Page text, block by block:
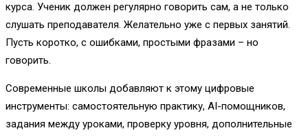
курса. Ученик должен регулярно говорить сам, а не только
слушать преподавателя. Желательно уже с первых занятий.
Пусть коротко, с ошибками, простыми фразами – но
говорить.
Современные школы добавляют к этому цифровые
инструменты: самостоятельную практику, AI-помощников,
задания между уроками, проверку уровня, дополнительные